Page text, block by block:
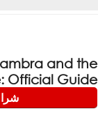
and the
Official Guide